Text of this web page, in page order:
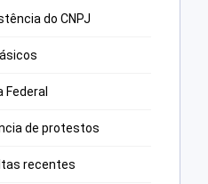
do CNPJ
de protestos
recentes